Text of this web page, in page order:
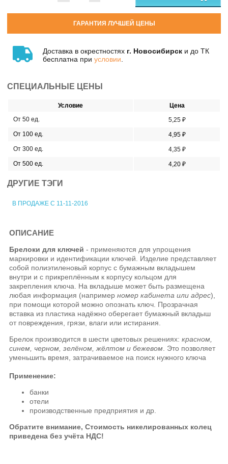
ГАРАНТИЯ ЛУЧШЕЙ ЦЕНЫ
Доставка в окрестностях г. Новосибирск и до ТК
бесплатна при условии
СПЕЦИАЛЬНЫЕ ЦЕНЫ
Условие
Цена
От 50 ед.
5,25 ₽
От 100 ед.
4,95 ₽
От 300 ед.
4,35 ₽
От 500 ед.
4,20 ₽
ДРУГИЕ ТЭГИ
В ПРОДАЖЕ С 11-11-2016
ОПИСАНИЕ
Брелоки для ключей - применяются для упрощения
маркировки и идентификации ключей. Изделие представляет
собой полиэтиленовый корпус с бумажным вкладышем
внутри и с прикреплённым к корпусу кольцом для
закрепления ключа. На вкладыше может быть размещена
любая информация (напримерномер кабинета или адрес),
при помощи которой можно опознать ключ. Прозрачная
вставка из пластика надёжно оберегает бумажный вкладыш
от повреждения, грязи, влаги или истирания.
Брелок производится в шести цветовых решениях:красном,
синем, черном, зелёном, жёлтом ибежевом. Это позволяет
уменьшить время,затрачиваемое на поиск нужного ключа
Применение:
банки
отели
производственные предприятия и др.
Обратите внимание, Стоимость никелированных колец
приведена без учёта НДС!